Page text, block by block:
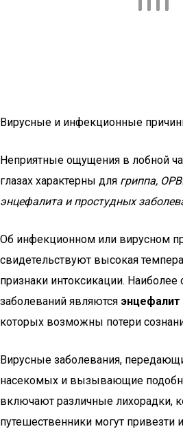
Вирусные и инфекционные
Неприятные ощущения в лобной
глазах характерны для гриппа,
энцефалита и простудных
Об инфекционном или вирусном
свидетельствуют высокая
признаки интоксикации.
заболеваний являются энцефалит
которых возможны потери
Вирусные заболевания,
насекомых и вызывающие
включают различные лихорадки,
путешественники могут привезти